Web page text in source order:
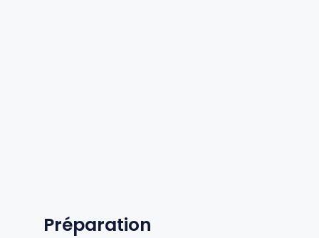
Préparation